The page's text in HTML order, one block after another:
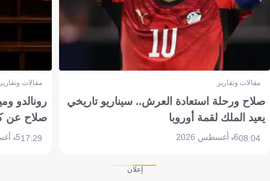
مقالات وتقارير
صلاح ورحلة استعادة العرش.. سيناريو تاريخي
يعيد الملك لقمة أوروبا
08:046 أغسطس 2026
مقالات
رونالدو
صلاح عن
17:295 أغسطس 2026
إعلان